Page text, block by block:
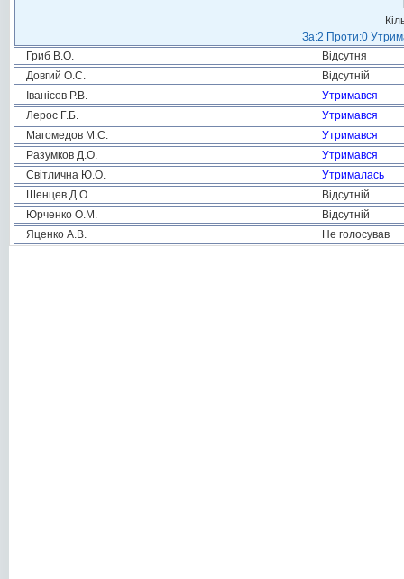
За:2 Проти:0
Гриб В.О.
Відсутня
Довгий О.С.
Відсутній
Іванісов Р.В.
Утримався
Лерос Г.Б.
Утримався
Магомедов М.С.
Утримався
Разумков Д.О.
Утримався
Світлична Ю.О.
Утрималась
Шенцев Д.О.
Відсутній
Юрченко О.М.
Відсутній
Яценко А.В.
Не голосував